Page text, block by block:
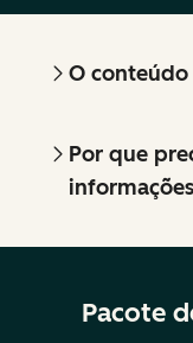
O
Por que
Pacote